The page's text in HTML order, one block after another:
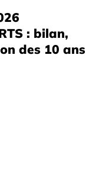
: bilan,
des 10 ans